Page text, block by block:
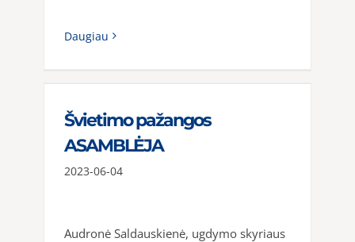
Daugiau
Švietimo pažangos
ASAMBLĖJA
2023-06-04
Audronė Saldauskienė, ugdymo skyriaus